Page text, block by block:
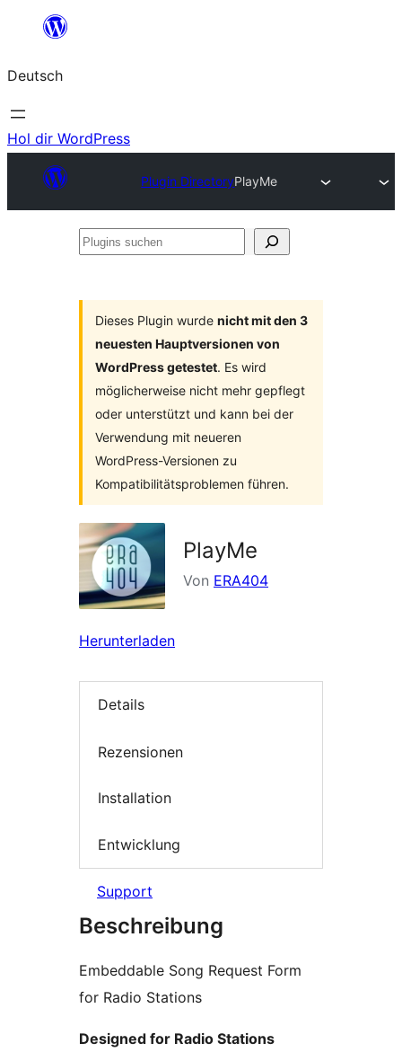
springen
Deutsch
Hol dir WordPress
Plugin DirectoryPlayMe
Plugins
Dieses Plugin wurde nicht mit den 3
neuesten Hauptversionen von
WordPress getestet. Es wird
möglicherweise nicht mehr gepflegt
oder unterstützt und kann bei der
Verwendung mit neueren
WordPress-Versionen zu
Kompatibilitätsproblemen führen.
PlayMe
Von ERA404
Herunterladen
Details
Rezensionen
Installation
Entwicklung
Support
Beschreibung
Embeddable Song Request Form
for Radio Stations
Designed for Radio Stations